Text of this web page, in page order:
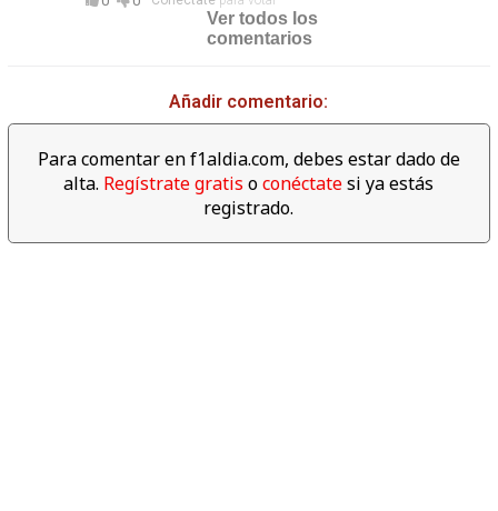
Ver todos los
comentarios
Añadir comentario:
Para comentar en f1aldia.com, debes estar dado de
alta. Regístrate gratis oconéctatesi ya estás
registrado.